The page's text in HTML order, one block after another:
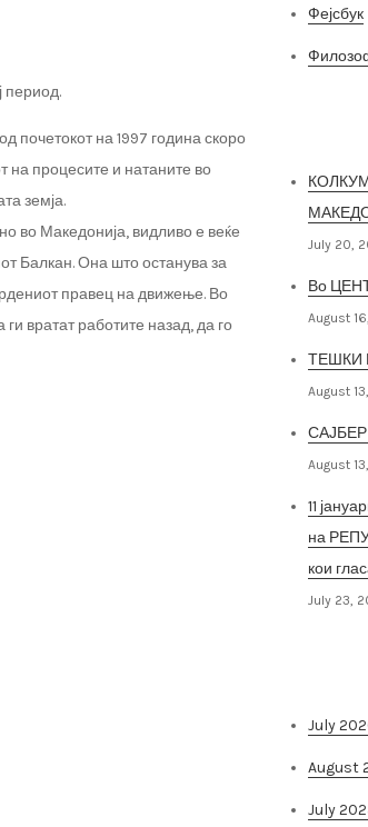
период.
почетокот на 1997 година скоро
на процесите и натаните во
земја.
во Македонија, видливо е веќе
Балкан. Она што останува за
правец на движење. Во
вратат работите назад, да го
Фејсбук
July 20,
Во
August
ТЕШКИ
August
САЈБЕР
August
11
на
кои
July 23,
July
August
July